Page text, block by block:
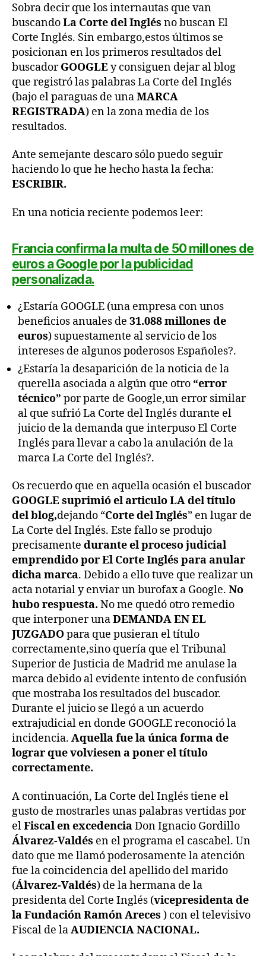
Sobra decir que los internautas que van
buscandoLa Corte del Inglés no buscan El
Corte Inglés. Sin embargo,estos últimos se
posicionan en los primeros resultados del
buscadorGOOGLEy consiguen dejar al blog
que registró las palabras La Corte del Inglés
(bajo el paraguas de unaMARCA
REGISTRADA) en la zona media de los
resultados.
Ante semejante descaro sólo puedo seguir
haciendo lo que he hecho hasta la fecha:
ESCRIBIR.
En una noticia reciente podemos leer:
Francia confirma la multa de 50 millones de
euros a Google por la publicidad
personalizada.
¿Estaría GOOGLE (una empresa con unos
beneficios anuales de 31.088 millones de
euros) supuestamente al servicio de los
intereses de algunos poderosos Españoles?.
¿Estaría la desaparición de la noticia de la
querella asociada a algún que otro “error
técnico” por parte de Google,un error similar
al que sufrió La Corte del Inglés durante el
juicio de la demanda que interpuso El Corte
Inglés para llevar a cabo la anulación de la
marca La Corte del Inglés?.
Os recuerdo que en aquella ocasión el buscador
GOOGLE suprimió el articulo LAdel título
del blog,dejando “Corte del Inglés” en lugar de
La Corte del Inglés. Este fallo se produjo
precisamente durante el proceso judicial
emprendido por El Corte Inglés para anular
dicha marca. Debido a ello tuve que realizar un
acta notarial y enviar un burofax a Google. No
hubo respuesta. No me quedó otro remedio
que interponer unaDEMANDA EN EL
JUZGADOpara que pusieran el título
correctamente,sino quería que el Tribunal
Superior de Justicia de Madrid me anulase la
marca debido al evidente intento de confusión
que mostraba los resultados del buscador.
Durante el juicio se llegó a un acuerdo
extrajudicial en donde GOOGLE reconoció la
incidencia. Aquella fue la única forma de
lograr que volviesen a poner el título
correctamente.
A continuación, La Corte del Inglés tiene el
gusto de mostrarles unas palabras vertidas por
elFiscal en excedenciaDon Ignacio Gordillo
Álvarez-Valdés en el programa el cascabel. Un
dato que me llamó poderosamente la atención
fue la coincidencia del apellido del marido
(Álvarez-Valdés) de la hermana de la
presidenta del Corte Inglés (vicepresidenta de
la Fundación Ramón Areces ) con el televisivo
Fiscal de laAUDIENCIA NACIONAL.